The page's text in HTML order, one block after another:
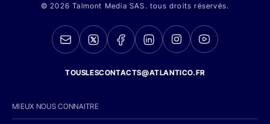
© 2026 Talmont Media SAS. tous droits réservés.
TOUSLESCONTACTS@ATLANTICO.FR
MIEUX NOUS CONNAITRE